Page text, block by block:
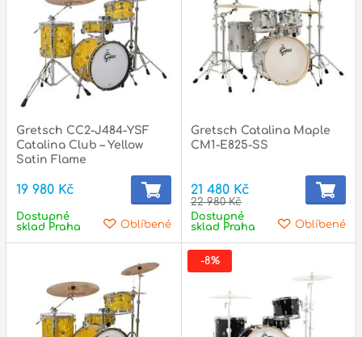
Gretsch CC2-J484-YSF
Catalina Club – Yellow
Satin Flame
19 980 Kč
Oblíbené
Dostupné
sklad Praha
Gretsch Catalina Maple
CM1-E825-SS
21 480 Kč
22 980 Kč
Oblíbené
Dostupné
sklad Praha
-8%